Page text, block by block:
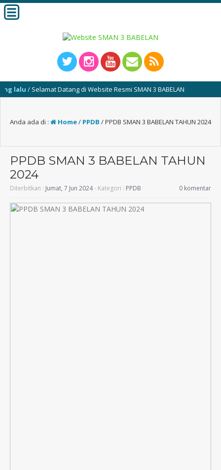
Datang di Website Resmi SMAN 3 BABELAN
Anda ada di : Home/ PPDB /PPDB SMAN 3 BABELAN TAHUN 2024
PPDB SMAN 3 BABELAN TAHUN
2024
Diterbitkan : Jumat, 7 Jun 2024- Kategori : PPDB 0 komentar